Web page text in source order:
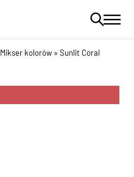
Mikser kolorów » Sunlit Coral